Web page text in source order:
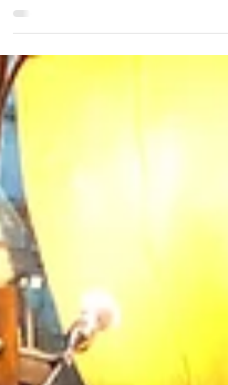
El restaurante Distrito 798 adopta su nombre del